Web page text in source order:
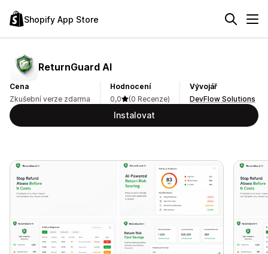
Shopify App Store
ReturnGuard AI
Cena
Zkušební verze zdarma
Hodnocení
0,0
(0 Recenze)
Vývojář
DevFlow Solutions
Instalovat